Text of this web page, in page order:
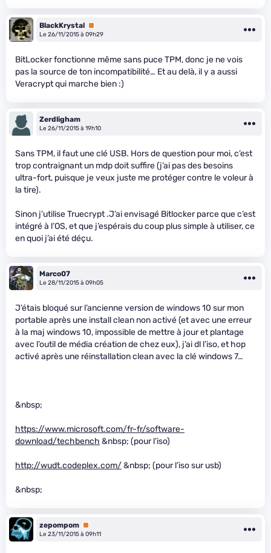
BlackKrystal Premium
Le 26/11/2015 à 09h29
BitLocker fonctionne même sans puce TPM, donc je ne vois
pas la source de ton incompatibilité… Et au delà, il y a aussi
Veracrypt qui marche bien :)
Zerdligham
Le 26/11/2015 à 19h10
Sans TPM, il faut une clé USB. Hors de question pour moi, c’est
trop contraignant un mdp doit suffire (j’ai pas des besoins
ultra-fort, puisque je veux juste me protéger contre le voleur à
la tire).
Sinon j’utilise Truecrypt .J’ai envisagé Bitlocker parce que c’est
intégré à l’OS, et que j’espérais du coup plus simple à utiliser, ce
en quoi j’ai été déçu.
Marco07
Le 28/11/2015 à 09h05
J’étais bloqué sur l’ancienne version de windows 10 sur mon
portable après une install clean non activé (et avec une erreur
à la maj windows 10, impossible de mettre à jour et plantage
avec l’outil de média création de chez eux), j’ai dl l’iso, et hop
activé après une réinstallation clean avec la clé windows 7…
&nbsp;
https://www.microsoft.com/fr-fr/software-
download/techbench &nbsp; (pour l’iso)
http://wudt.codeplex.com/&nbsp; (pour l’iso sur usb)
&nbsp;
zepompom Premium
Le 23/11/2015 à 09h11